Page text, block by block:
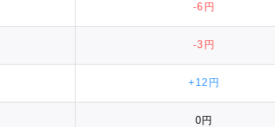
-6円
-3円
+12円
0円